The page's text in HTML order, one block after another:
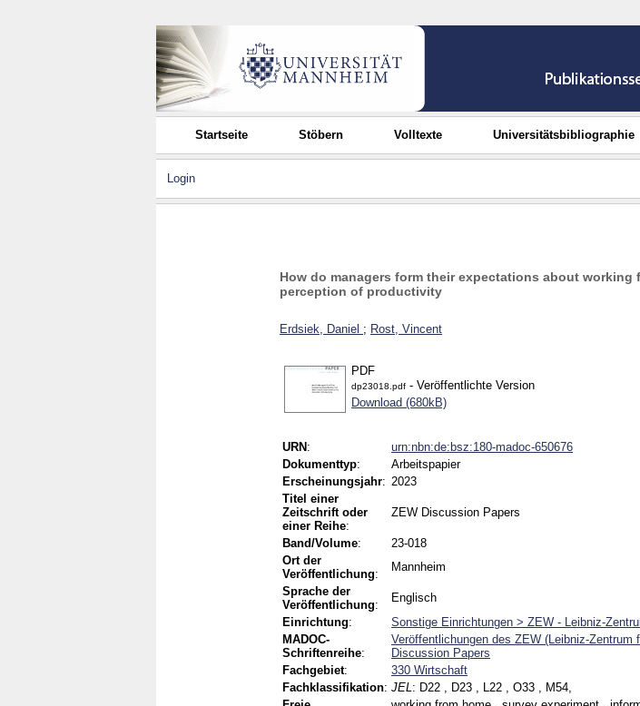
Startseite Stöbern Volltexte Universitätsbibliographie
Login
How do managers form their expectations about working
perception of productivity
Erdsiek, Daniel ; Rost, Vincent
PDF
dp23018.pdf - Veröffentlichte Version
Download (680kB)
URN :
urn:nbn:de:bsz:180-madoc-650676
Dokumenttyp:
Arbeitspapier
Erscheinungsjahr: 2023
Titel einer
Zeitschrift oder
einer Reihe:
ZEW Discussion Papers
Band/Volume:
23-018
Ort der
Veröffentlichung:
Mannheim
Sprache der
Veröffentlichung:
Englisch
Einrichtung:
Sonstige Einrichtungen > ZEW - Leibniz-
MADOC-
Schriftenreihe:
Veröffentlichungen des ZEW (Leibniz-
Discussion Papers
Fachgebiet:
330 Wirtschaft
Fachklassifikation: JEL: D22 , D23 , L22 , O33 , M54,